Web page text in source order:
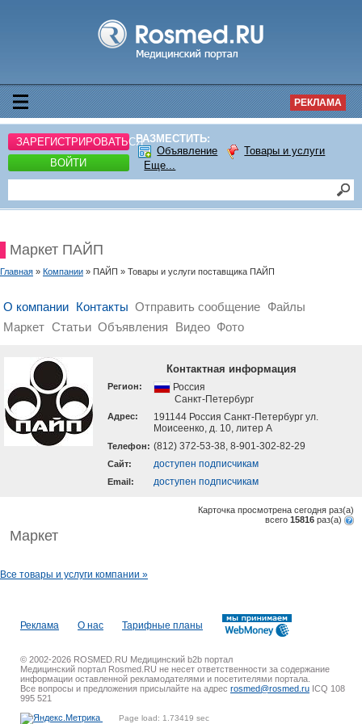
РЕКЛАМА
ЗАРЕГИСТРИРОВАТЬСЯ
ВОЙТИ
РАЗМЕСТИТЬ:
Объявление
Товары и услуги
Еще...
Маркет ПАЙП
Главная » Компании » ПАЙП » Товары и услуги поставщика ПАЙП
О компании Контакты Отправить сообщение Файлы
Маркет Статьи Объявления Видео Фото
Контактная информация
Регион:
Россия
Санкт-Петербург
Адрес:
191144 Россия Санкт-Петербург ул.
Моисеенко, д. 10, литер А
Телефон: (812) 372-53-38, 8-901-302-82-29
Cайт: доступен подписчикам
Email: доступен подписчикам
Карточка просмотрена сегодня раз(a)
всего 15816 раз(a)
Маркет
Все товары и услуги компании »
Реклама О нас Тарифные планы
© 2002-2026 ROSMED.RU Медицинский b2b портал
Медицинский портал Rosmed.RU не несет ответственности за содержание
информации оставленной рекламодателями и посетителями портала.
Все вопросы и предложения присылайте на адрес rosmed@rosmed.ru ICQ 108
995 521
Page load: 1.73419 sec